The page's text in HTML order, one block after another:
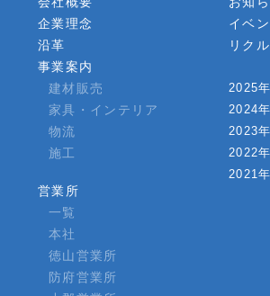
企業理念
沿革
事業案内
建材販売
家具・インテリア
物流
施工
営業所
一覧
本社
徳山営業所
防府営業所
イベン
リク
2025年
2024年
2023年
2022年
2021年